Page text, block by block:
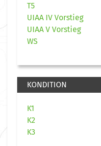
T5
UIAA IV Vorstieg
UIAA V Vorstieg
WS
KONDITION
K1
K2
K3